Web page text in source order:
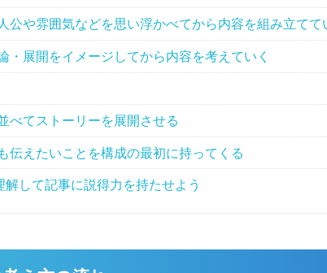
公や雰囲気などを思い浮かべてから内容を組み立てて
・展開をイメージしてから内容を考えていく
べてストーリーを展開させる
伝えたいことを構成の最初に持ってくる
して記事に説得力を持たせよう